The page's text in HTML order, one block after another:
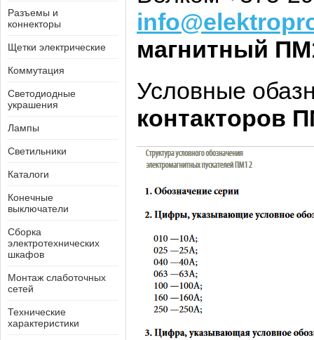
Разъемы и
коннекторы
Щетки электрические
Коммутация
Светодиодные
украшения
Лампы
Светильники
Каталоги
Конечные
выключатели
Сборка
электротехнических
шкафов
Монтаж слаботочных
сетей
Технические
характеристики
магнитный
Условные
контакторов